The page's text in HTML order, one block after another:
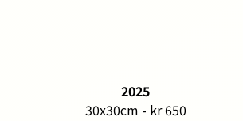
2025
30x30cm - kr 650